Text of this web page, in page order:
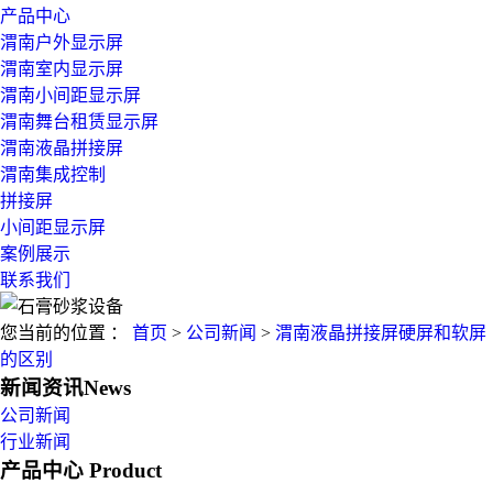
产品中心
渭南户外显示屏
渭南室内显示屏
渭南小间距显示屏
渭南舞台租赁显示屏
渭南液晶拼接屏
渭南集成控制
拼接屏
小间距显示屏
案例展示
联系我们
您当前的位置 ： 首页 > 公司新闻 > 渭南液晶拼接屏硬屏和软屏
的区别
新闻资讯News
公司新闻
行业新闻
产品中心 Product